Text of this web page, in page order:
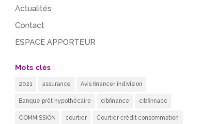
Actualités
Contact
ESPACE APPORTEUR
Mots clés
2021 assurance Avis financer indivision
Banque prêt hypothécaire cibfinance cibfinnace
COMMISSION courtier Courtier crédit consommation